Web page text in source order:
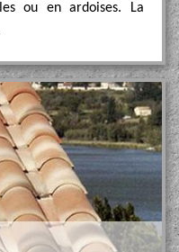
ou en ardoises. La